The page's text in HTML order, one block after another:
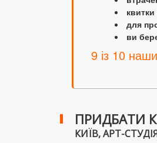
для
ви
9 із 10
ПРИДБАТИ
КИЇВ, АРТ-